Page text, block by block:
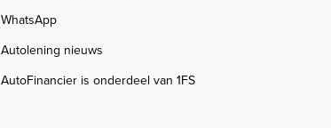
WhatsApp
Autolening nieuws
AutoFinancier is onderdeel van 1FS